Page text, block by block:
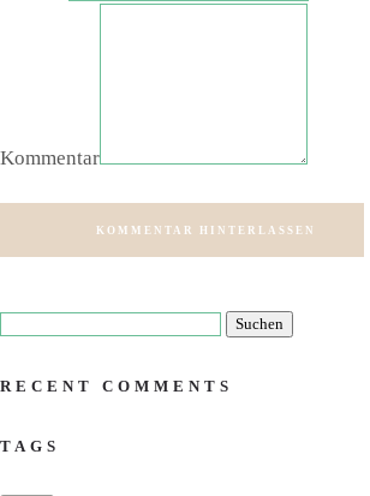
Kommentar
KOMMENTAR HINTERLASSEN
RECENT COMMENTS
TAGS